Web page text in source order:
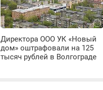
Директора ООО УК «Новый
дом» оштрафовали на 125
тысяч рублей в Волгограде